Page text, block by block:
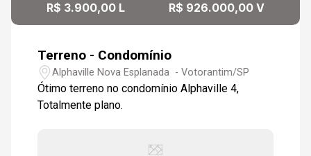
R$ 3.900,00 L R$ 926.000,00 V
Terreno - Condomínio
Alphaville Nova Esplanada - Votorantim/SP
Ótimo terreno no condomínio Alphaville 4,
Totalmente plano.